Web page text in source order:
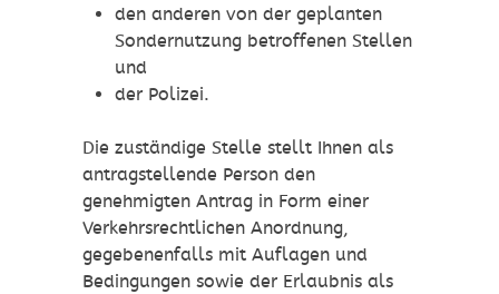
den anderen von der geplanten
Sondernutzung betroffenen Stellen
und
der Polizei.
Die zuständige Stelle stellt Ihnen als
antragstellende Person den
genehmigten Antrag in Form einer
Verkehrsrechtlichen Anordnung,
gegebenenfalls mit Auflagen und
Bedingungen sowie der Erlaubnis als